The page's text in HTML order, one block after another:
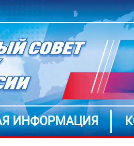
ИНФОРМАЦИЯ